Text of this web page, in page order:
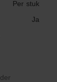
Per stuk
Ja